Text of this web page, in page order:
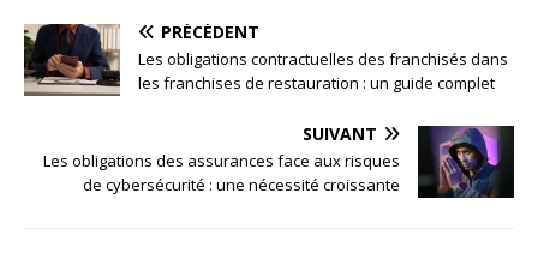
PRÉCÉDENT
Les obligations contractuelles des franchisés dans
les franchises de restauration : un guide complet
SUIVANT
Les obligations des assurances face aux risques
de cybersécurité : une nécessité croissante